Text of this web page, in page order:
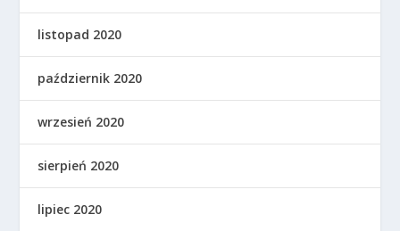
listopad 2020
październik 2020
wrzesień 2020
sierpień 2020
lipiec 2020